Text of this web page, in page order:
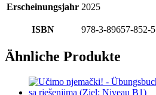
Erscheinungsjahr 2025
ISBN 978-3-89657-852-5
Ähnliche Produkte